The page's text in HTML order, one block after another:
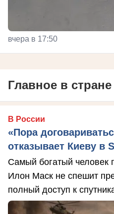
вчера в 17:50
Главное в стране
В России
«Пора
отказывает Киеву в
Самый богатый человек
Илон Маск не спешит
полный доступ к